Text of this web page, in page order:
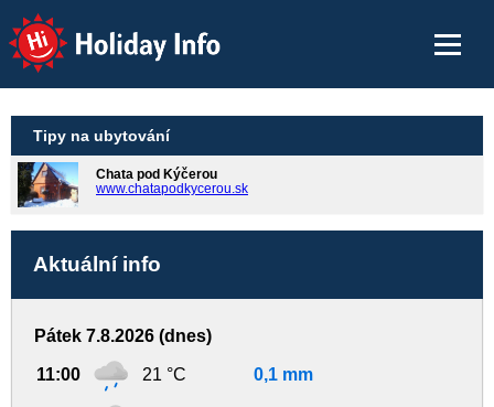
Holiday Info
Tipy na ubytování
Chata pod Kýčerou
www.chatapodkycerou.sk
Aktuální info
Pátek 7.8.2026 (dnes)
11:00 21 °C 0,1 mm